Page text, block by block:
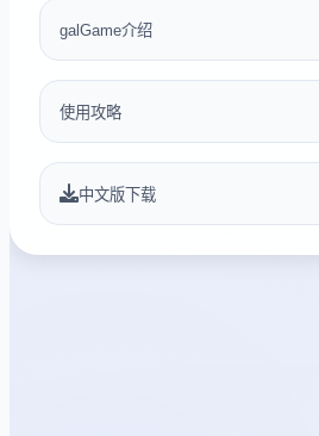
galGame介绍
使用攻略
中文版下载